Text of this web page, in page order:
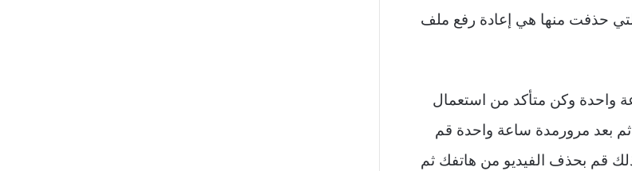
حذفت منها هي إعادة رفع ملف
واحدة وكن متأكد من استعمال
ثم بعد مرورمدة ساعة واحدة قم
قم بحذف الفيديو من هاتفك ثم